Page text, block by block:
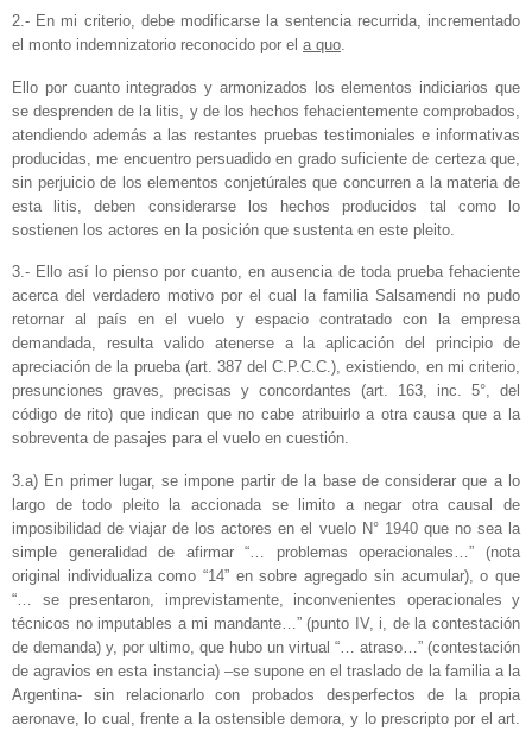
2.- En mi criterio, debe modificarse la sentencia recurrida, incrementado
el monto indemnizatorio reconocido por el a quo
Ello por cuanto integrados y armonizados los elementos indiciarios que
se desprenden de la litis, y de los hechos fehacientemente comprobados,
atendiendo además a las restantes pruebas testimoniales e informativas
producidas, me encuentro persuadido en grado suficiente de certeza que,
sin perjuicio de los elementos conjetúrales que concurren a la materia de
esta litis, deben considerarse los hechos producidos tal como lo
sostienen los actores en la posición que sustenta en este pleito.
3.- Ello así lo pienso por cuanto, en ausencia de toda prueba fehaciente
acerca del verdadero motivo por el cual la familia Salsamendi no pudo
retornar al país en el vuelo y espacio contratado con la empresa
demandada, resulta valido atenerse a la aplicación del principio de
apreciación de la prueba (art. 387 del C.P.C.C.), existiendo, en mi criterio,
presunciones graves, precisas y concordantes (art. 163, inc. 5°, del
código de rito) que indican que no cabe atribuirlo a otra causa que a la
sobreventa de pasajes para el vuelo en cuestión.
3.a) En primer lugar, se impone partir de la base de considerar que a lo
largo de todo pleito la accionada se limito a negar otra causal de
imposibilidad de viajar de los actores en el vuelo N° 1940 que no sea la
simple generalidad de afirmar “… problemas operacionales…” (nota
original individualiza como “14” en sobre agregado sin acumular), o que
“… se presentaron, imprevistamente, inconvenientes operacionales y
técnicos no imputables a mi mandante…” (punto IV, i, de la contestación
de demanda) y, por ultimo, que hubo un virtual “… atraso…” (contestación
de agravios en esta instancia) –se supone en el traslado de la familia a la
Argentina- sin relacionarlo con probados desperfectos de la propia
aeronave, lo cual, frente a la ostensible demora, y lo prescripto por el art.